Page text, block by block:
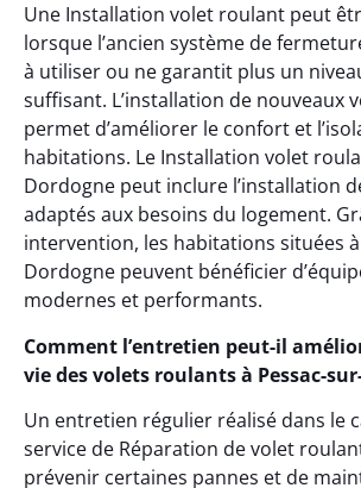
Une Installation volet roulant peut
lorsque l’ancien système de
à utiliser ou ne garantit plus un
suffisant. L’installation de nouveaux
permet d’améliorer le confort et
habitations. Le Installation volet
Dordogne peut inclure l’installation
adaptés aux besoins du logement.
intervention, les habitations situées
Dordogne peuvent bénéficier
modernes et performants.
Comment l’entretien peut-il
vie des volets roulants à Pessac-
Un entretien régulier réalisé dans le
service de Réparation de volet
prévenir certaines pannes et de